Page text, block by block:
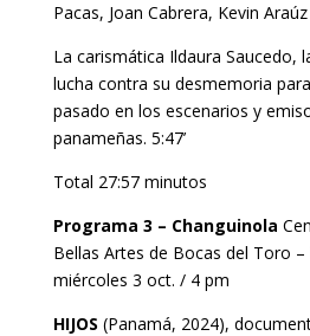
Pacas, Joan Cabrera, Kevin Araúz
La carismática Ildaura Saucedo,
lucha contra su desmemoria
pasado en los escenarios y
panameñas. 5:47’
Total 27:57 minutos
Programa 3 – Changuinola
Bellas Artes de Bocas del Toro –
miércoles 3 oct. / 4 pm
HIJOS (Panamá, 2024),